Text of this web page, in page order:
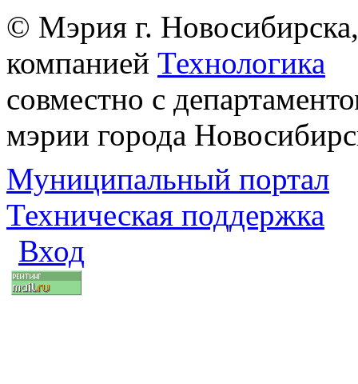
© Мэрия г.
компанией Технологика
совместно с
мэрии города
Муниципальный портал
Техническая поддержка
Вход